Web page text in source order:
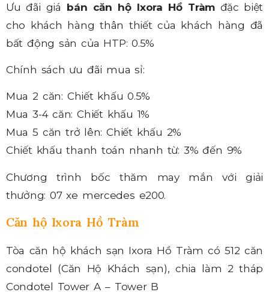
Ưu đãi giá bán căn hộ Ixora Hồ Tràm đặc biệt
cho khách hàng thân thiết của khách hàng đã
bất động sản của HTP: 0.5%
Chính sách ưu đãi mua sỉ:
Mua 2 căn: Chiết khấu 0.5%
Mua 3-4 căn: Chiết khấu 1%
Mua 5 căn trở lên: Chiết khấu 2%
Chiết khấu thanh toán nhanh từ: 3% đến 9%
Chương trình bốc thăm may mắn với giải
thưởng: 07 xe mercedes e200.
Căn hộ Ixora Hồ Tràm
Tòa căn hộ khách sạn Ixora Hồ Tràm có 512 căn
condotel (Căn Hộ Khách sạn), chia làm 2 tháp
Condotel Tower A – Tower B